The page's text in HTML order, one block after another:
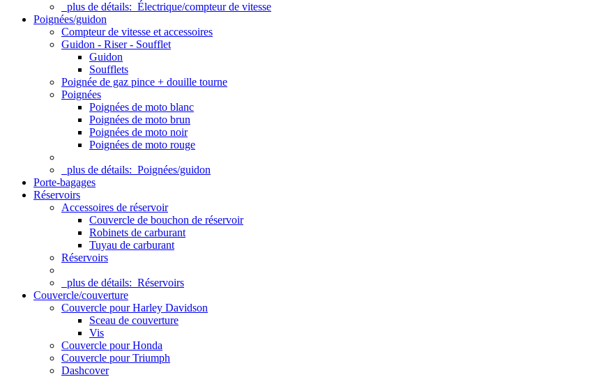
plus de détails: Électrique/compteur de vitesse
Poignées/guidon
Compteur de vitesse et accessoires
Guidon - Riser - Soufflet
Guidon
Soufflets
Poignée de gaz pince + douille tourne
Poignées
Poignées de moto blanc
Poignées de moto brun
Poignées de moto noir
Poignées de moto rouge
plus de détails: Poignées/guidon
Porte-bagages
Réservoirs
Accessoires de réservoir
Couvercle de bouchon de réservoir
Robinets de carburant
Tuyau de carburant
Réservoirs
plus de détails: Réservoirs
Couvercle/couverture
Couvercle pour Harley Davidson
Sceau de couverture
Vis
Couvercle pour Honda
Couvercle pour Triumph
Dashcover